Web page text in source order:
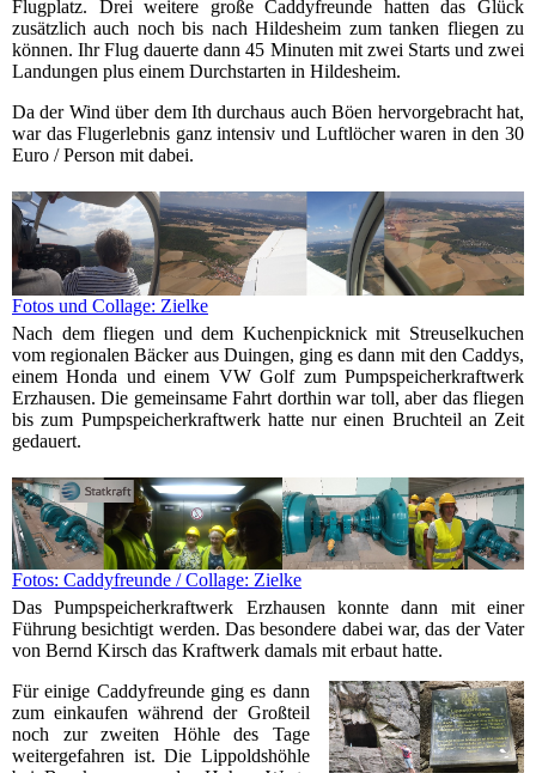
Flugplatz. Drei weitere große Caddyfreunde hatten das Glück
zusätzlich auch noch bis nach Hildesheim zum tanken fliegen zu
können. Ihr Flug dauerte dann 45 Minuten mit zwei Starts und zwei
Landungen plus einem Durchstarten in Hildesheim.
Da der Wind über dem Ith durchaus auch Böen hervorgebracht hat,
war das Flugerlebnis ganz intensiv und Luftlöcher waren in den 30
Euro / Person mit dabei.
Fotos und Collage: Zielke
Nach dem fliegen und dem Kuchenpicknick mit Streuselkuchen
vom regionalen Bäcker aus Duingen, ging es dann mit den Caddys,
einem Honda und einem VW Golf zum Pumpspeicherkraftwerk
Erzhausen. Die gemeinsame Fahrt dorthin war toll, aber das fliegen
bis zum Pumpspeicherkraftwerk hatte nur einen Bruchteil an Zeit
gedauert.
Fotos: Caddyfreunde / Collage: Zielke
Das Pumpspeicherkraftwerk Erzhausen konnte dann mit einer
Führung besichtigt werden. Das besondere dabei war, das der Vater
von Bernd Kirsch das Kraftwerk damals mit erbaut hatte.
Für einige Caddyfreunde ging es dann
zum einkaufen während der Großteil
noch zur zweiten Höhle des Tage
weitergefahren ist. Die Lippoldshöhle